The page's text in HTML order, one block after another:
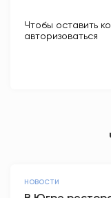
Чтобы оставить
авторизоваться
НОВОСТИ